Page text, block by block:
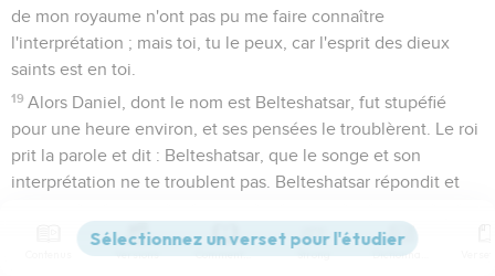
de mon royaume n'ont pas pu me faire connaître
l'interprétation ; mais toi, tu le peux, car l'esprit des dieux
saints est en toi.
19 Alors Daniel, dont le nom est Belteshatsar, fut stupéfié
pour une heure environ, et ses pensées le troublèrent. Le roi
prit la parole et dit : Belteshatsar, que le songe et son
interprétation ne te troublent pas. Belteshatsar répondit et
haïssent, et son interprétation pour tes ennemis.
Versions Commentaires Strong